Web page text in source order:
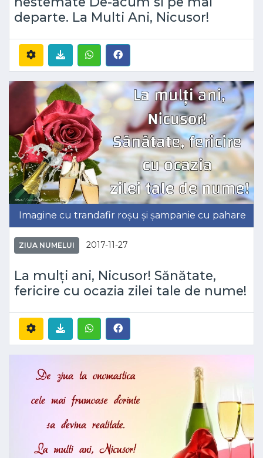
departe. La Multi Ani, Nicusor!
Imagine cu trandafir roșu și șampanie cu pahare
ZIUA NUMELUI 2017-11-27
La mulți ani, Nicusor! Sănătate,
fericire cu ocazia zilei tale de nume!